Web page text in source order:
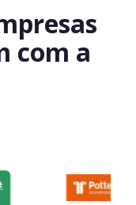
com a